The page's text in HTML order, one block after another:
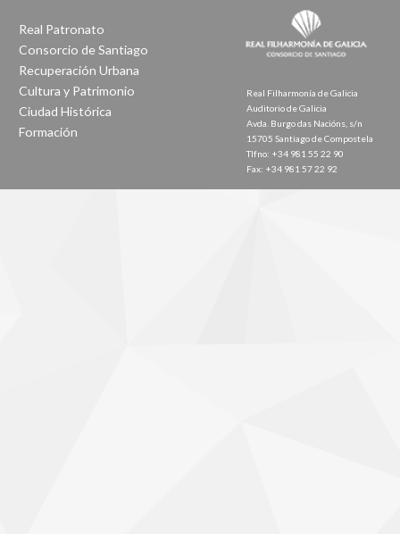
Real Patronato
Consorcio de Santiago
Recuperación Urbana
Cultura y Patrimonio
Ciudad Histórica
Formación
Real Filharmonía de Galicia
Auditorio de Galicia
Avda. Burgo das Nacións, s/n
15705 Santiago de Compostela
Tlfno: +34 981 55 22 90
Fax: +34 981 57 22 92